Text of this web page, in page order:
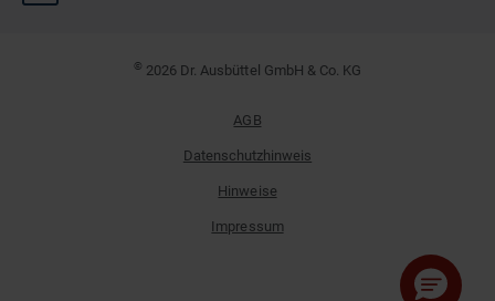
© 2026 Dr. Ausbüttel GmbH & Co. KG
AGB
Datenschutzhinweis
Hinweise
Impressum